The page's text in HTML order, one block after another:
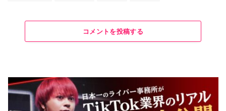
コメントを投稿する